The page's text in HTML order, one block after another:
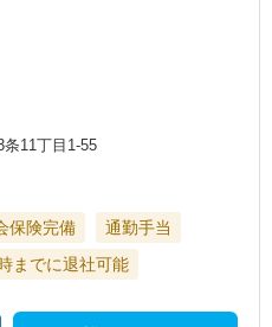
11丁目1-55
保険完備
通勤手当
までに退社可能